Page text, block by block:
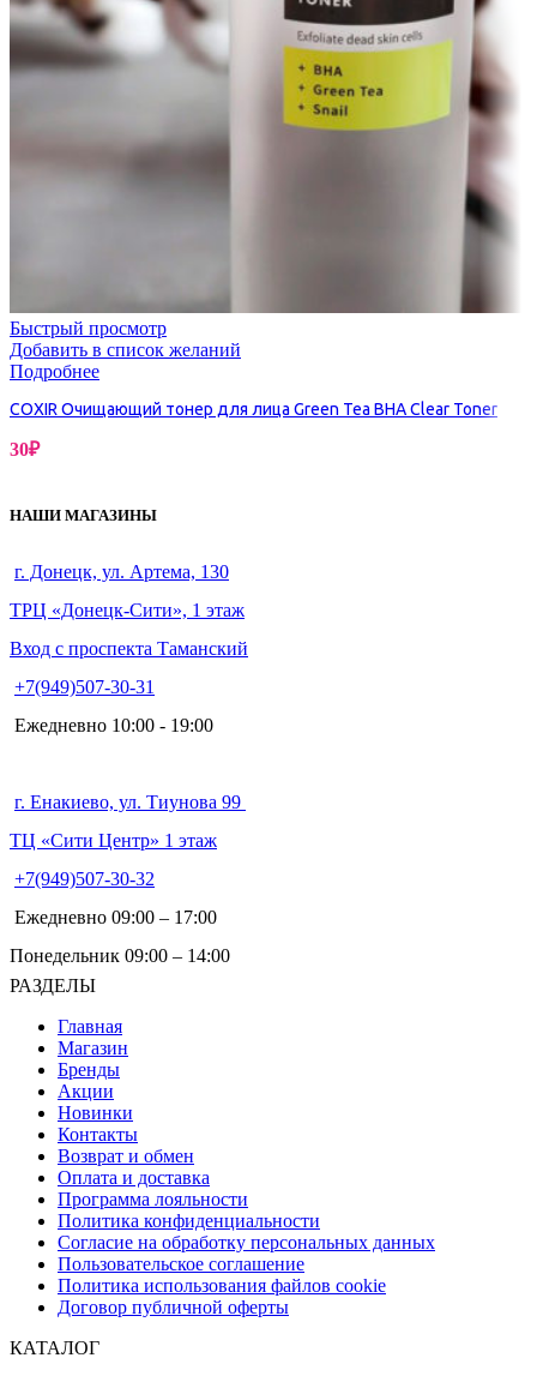
Быстрый просмотр
Добавить в список желаний
Подробнее
COXIR Очищающий тонер для лица Green Tea BHA Clear Toner
30₽
НАШИ МАГАЗИНЫ
г. Донецк, ул. Артема, 130
ТРЦ «Донецк-Сити», 1 этаж
Вход с проспекта Таманский
+7(949)507-30-31
Ежедневно 10:00 - 19:00
г. Енакиево, ул. Тиунова 99
ТЦ «Сити Центр» 1 этаж
+7(949)507-30-32
Ежедневно 09:00 – 17:00
Понедельник 09:00 – 14:00
РАЗДЕЛЫ
Главная
Магазин
Бренды
Акции
Новинки
Контакты
Возврат и обмен
Оплата и доставка
Программа лояльности
Политика конфиденциальности
Согласие на обработку персональных данных
Пользовательское соглашение
Политика использования файлов cookie
Договор публичной оферты
КАТАЛОГ